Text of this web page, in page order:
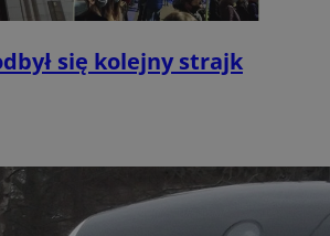
się kolejny strajk